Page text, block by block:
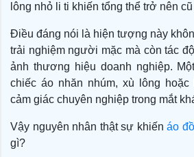
lông nhỏ li ti khiến tổng thể trở nên
Điều đáng nói là hiện tượng này
trải nghiệm người mặc mà còn tác
ảnh thương hiệu doanh nghiệp.
chiếc áo nhăn nhúm, xù lông
cảm giác chuyên nghiệp trong mắt
Vậy nguyên nhân thật sự khiến áo
gì?